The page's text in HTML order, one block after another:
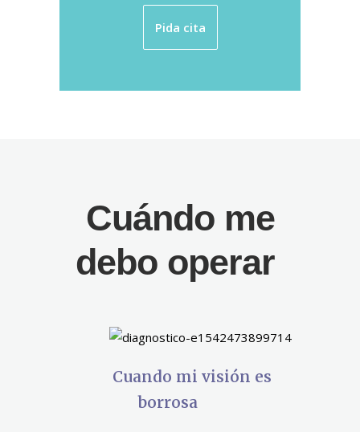
Pida cita
Cuándo me
debo operar
Cuando mi visión es
borrosa